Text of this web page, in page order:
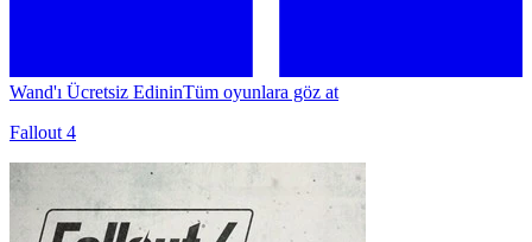
Wand'ı Ücretsiz EdininTüm oyunlara göz at
Fallout 4